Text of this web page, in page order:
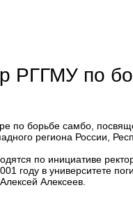
РГГМУ по
по борьбе самбо,
региона России,
по инициативе
году в университете
Алексеев.